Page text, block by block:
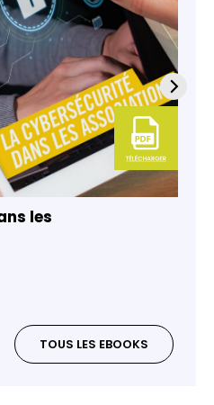
les
TOUS LES EBOOKS